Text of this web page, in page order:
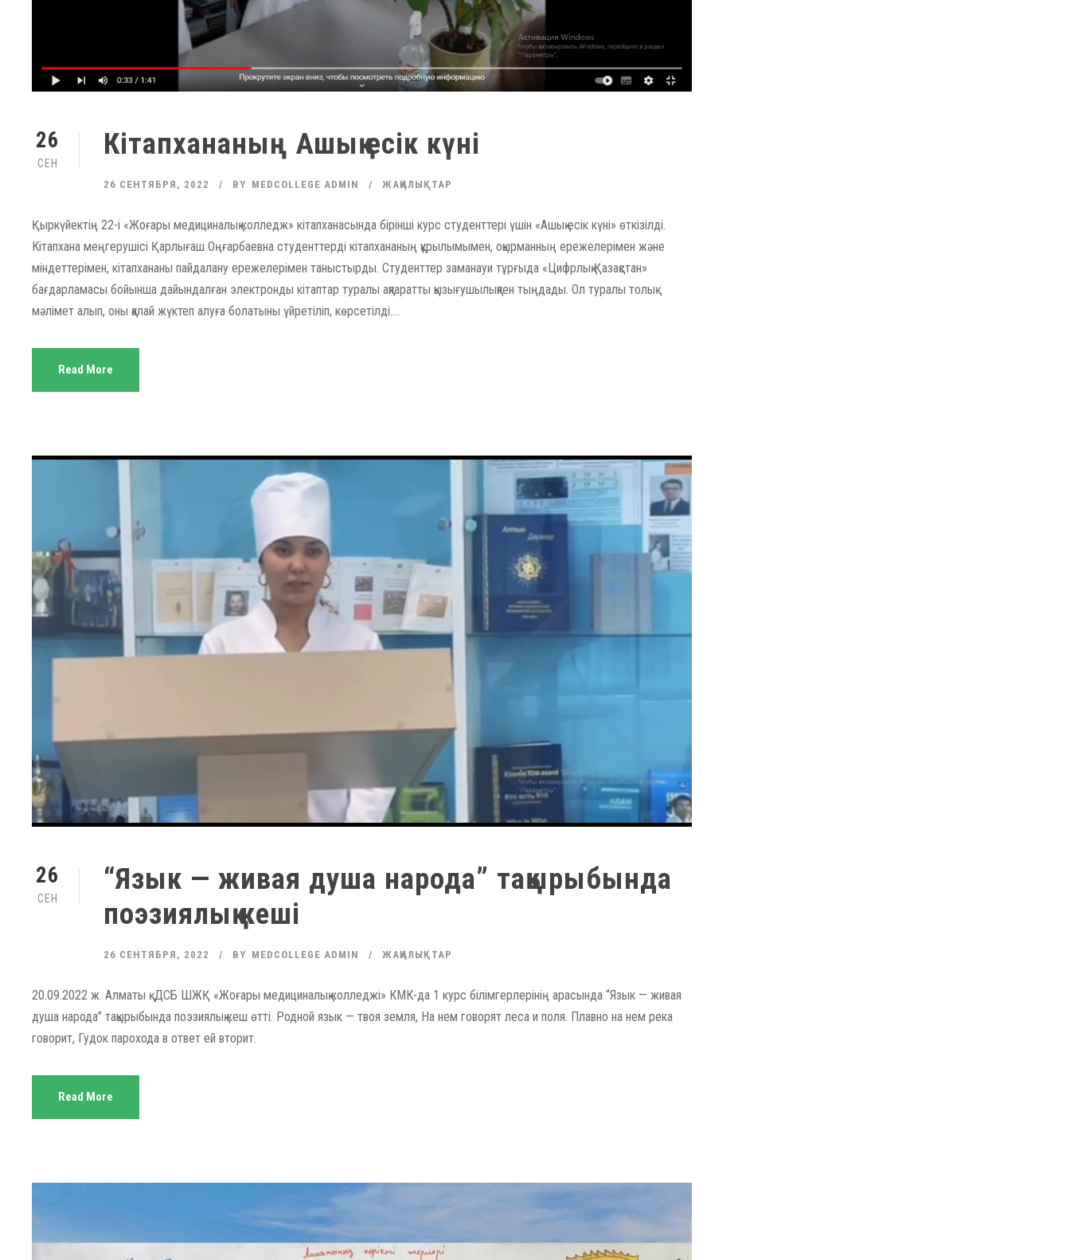
26
СЕН
Кітапхананың Ашық есік күні
26 СЕНТЯБРЯ, 2022 BY MEDCOLLEGE ADMIN ЖАҢАЛЫҚТАР
Қыркүйектің 22-і «Жоғары медициналық колледж» кітапханасында бірінші курс студенттері үшін «Ашық есік күні» өткізілді.
Кітапхана меңгерушісі Қарлығаш Оңғарбаевна студенттерді кітапхананың құрылымымен, оқырманның ережелерімен және
міндеттерімен, кітапхананы пайдалану ережелерімен таныстырды. Студенттер заманауи тұрғыда «Цифрлық Қазақстан»
бағдарламасы бойынша дайындалған электронды кітаптар туралы ақпаратты қызығушылықпен тыңдады. Ол туралы толық
мәлімет алып, оны қалай жүктеп алуға болатыны үйретіліп, көрсетілді....
Read More
26
СЕН
“Язык — живая душа народа” тақырыбында
поэзиялық кеші
26 СЕНТЯБРЯ, 2022 BY MEDCOLLEGE ADMIN ЖАҢАЛЫҚТАР
20.09.2022 ж. Алматы қ. ДСБ ШЖҚ «Жоғары медициналық колледжі» КМК-да 1 курс білімгерлерінің арасында “Язык — живая
душа народа” тақырыбында поэзиялық кеш өтті. Родной язык — твоя земля, На нем говорят леса и поля. Плавно на нем река
говорит, Гудок парохода в ответ ей вторит.
Read More